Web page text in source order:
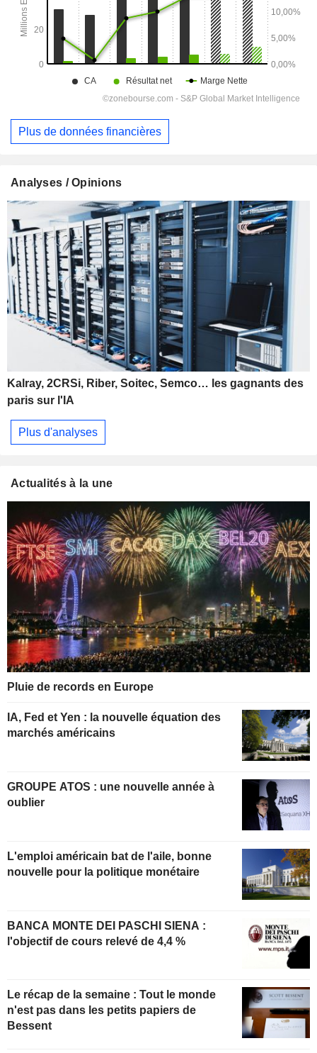
Plus de données financières
Analyses / Opinions
Kalray, 2CRSi, Riber, Soitec, Semco… les gagnants des
paris sur l'IA
Plus d'analyses
Actualités à la une
Pluie de records en Europe
IA, Fed et Yen : la nouvelle équation des
marchés américains
GROUPE ATOS : une nouvelle année à
oublier
L'emploi américain bat de l'aile, bonne
nouvelle pour la politique monétaire
BANCA MONTE DEI PASCHI SIENA :
l'objectif de cours relevé de 4,4 %
Le récap de la semaine : Tout le monde
n'est pas dans les petits papiers de
Bessent